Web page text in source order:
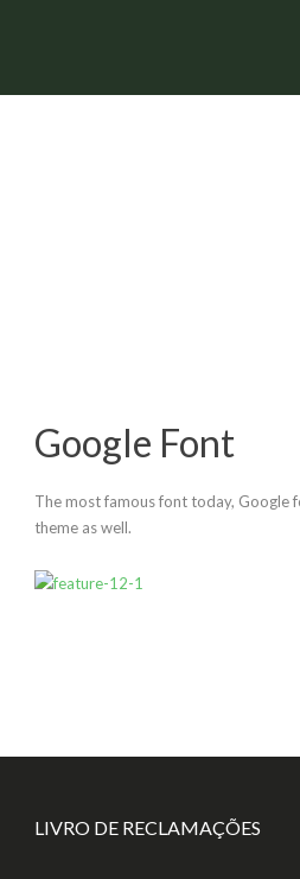
Google Font
The most famous font today, Google
theme as well.
LIVRO DE RECLAMAÇÕES